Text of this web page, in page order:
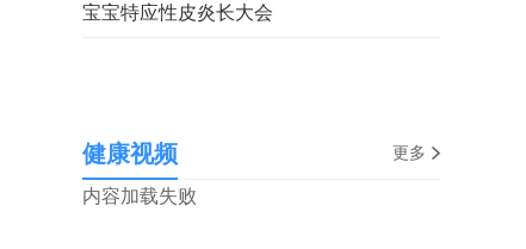
宝宝特应性皮炎长大会
健康视频 更多
内容加载失败